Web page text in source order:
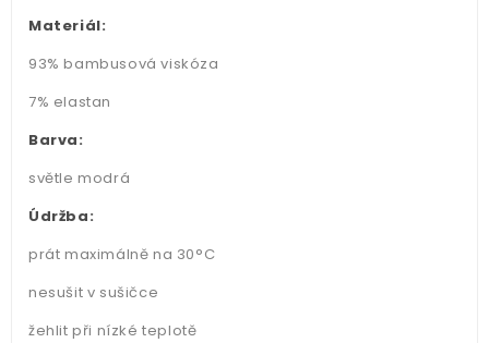
Materiál:
93% bambusová viskóza
7% elastan
Barva:
světle modrá
Údržba:
prát maximálně na 30°C
nesušit v sušičce
žehlit při nízké teplotě